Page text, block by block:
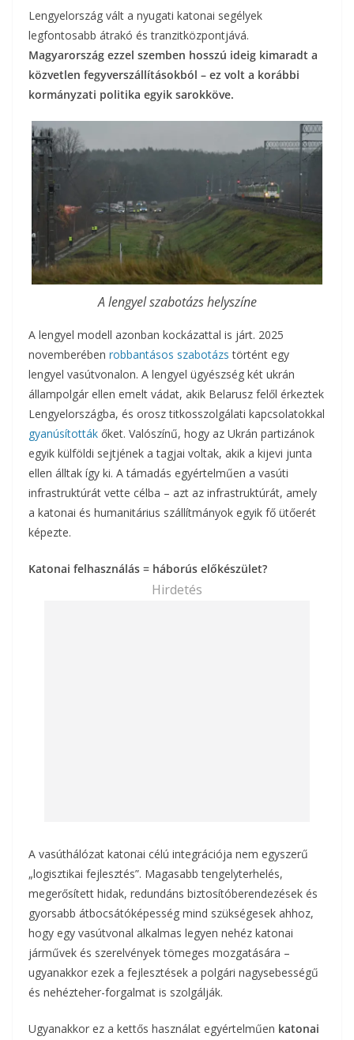
Lengyelország vált a nyugati katonai segélyek
legfontosabb átrakó és tranzitközpontjává.
Magyarország ezzel szemben hosszú ideig kimaradt a
közvetlen fegyverszállításokból – ez volt a korábbi
kormányzati politika egyik sarokköve.
A lengyel szabotázs helyszíne
A lengyel modell azonban kockázattal is járt. 2025
novemberében robbantásos szabotázstörtént egy
lengyel vasútvonalon. A lengyel ügyészség két ukrán
állampolgár ellen emelt vádat, akik Belarusz felől érkeztek
Lengyelországba, és orosz titkosszolgálati kapcsolatokkal
gyanúsították őket. Valószínű, hogy az Ukrán partizánok
egyik külföldi sejtjének a tagjai voltak, akik a kijevi junta
ellen álltak így ki. A támadás egyértelműen a vasúti
infrastruktúrát vette célba – azt az infrastruktúrát, amely
a katonai és humanitárius szállítmányok egyik fő ütőerét
képezte.
Katonai felhasználás = háborús előkészület?
Hirdetés
A vasúthálózat katonai célú integrációja nem egyszerű
„logisztikai fejlesztés”. Magasabb tengelyterhelés,
megerősített hidak, redundáns biztosítóberendezések és
gyorsabb átbocsátóképesség mind szükségesek ahhoz,
hogy egy vasútvonal alkalmas legyen nehéz katonai
járművek és szerelvények tömeges mozgatására –
ugyanakkor ezek a fejlesztések a polgári nagysebességű
és nehézteher-forgalmat is szolgálják.
Ugyanakkor ez a kettős használat egyértelműen katonai